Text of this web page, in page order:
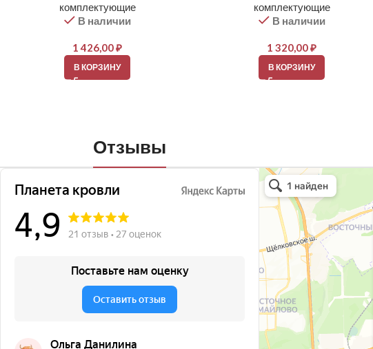
комплектующие
В наличии
1 426,00₽
В КОРЗИНУ
комплектующие
В наличии
1 320,00₽
В КОРЗИНУ
Отзывы
Планета кровли
Кровля и кровельные
Окна в Балашихе